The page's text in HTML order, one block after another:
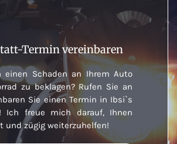
Termin vereinbaren
einen Schaden an Ihrem Auto
zu beklagen? Rufen Sie an
Sie einen Termin in Ibsi`s
Ich freue mich darauf, Ihnen
und zügig weiterzuhelfen!